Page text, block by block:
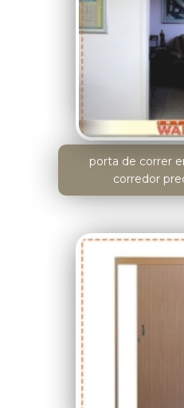
porta de correr
corredor